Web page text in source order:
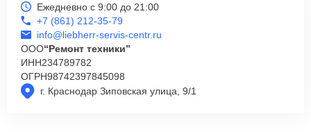
г. Краснодар Зиповская улица, 9/1
Ежедневно с 9:00 до 21:00
+7 (861) 212-35-79
info@liebherr-servis-centr.ru
ООО“Ремонт техники”
ИНН234789782
ОГРН98742397845098